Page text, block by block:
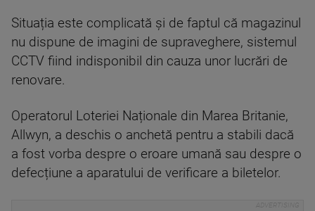
Situația este complicată și de faptul că magazinul
nu dispune de imagini de supraveghere, sistemul
CCTV fiind indisponibil din cauza unor lucrări de
renovare.
Operatorul Loteriei Naționale din Marea Britanie,
Allwyn, a deschis o anchetă pentru a stabili dacă
a fost vorba despre o eroare umană sau despre o
defecțiune a aparatului de verificare a biletelor.